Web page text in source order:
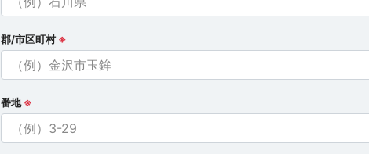
郡/市区町村 ※
番地 ※